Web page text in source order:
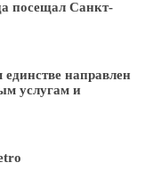
посещал Санкт-
направлен
услугам и